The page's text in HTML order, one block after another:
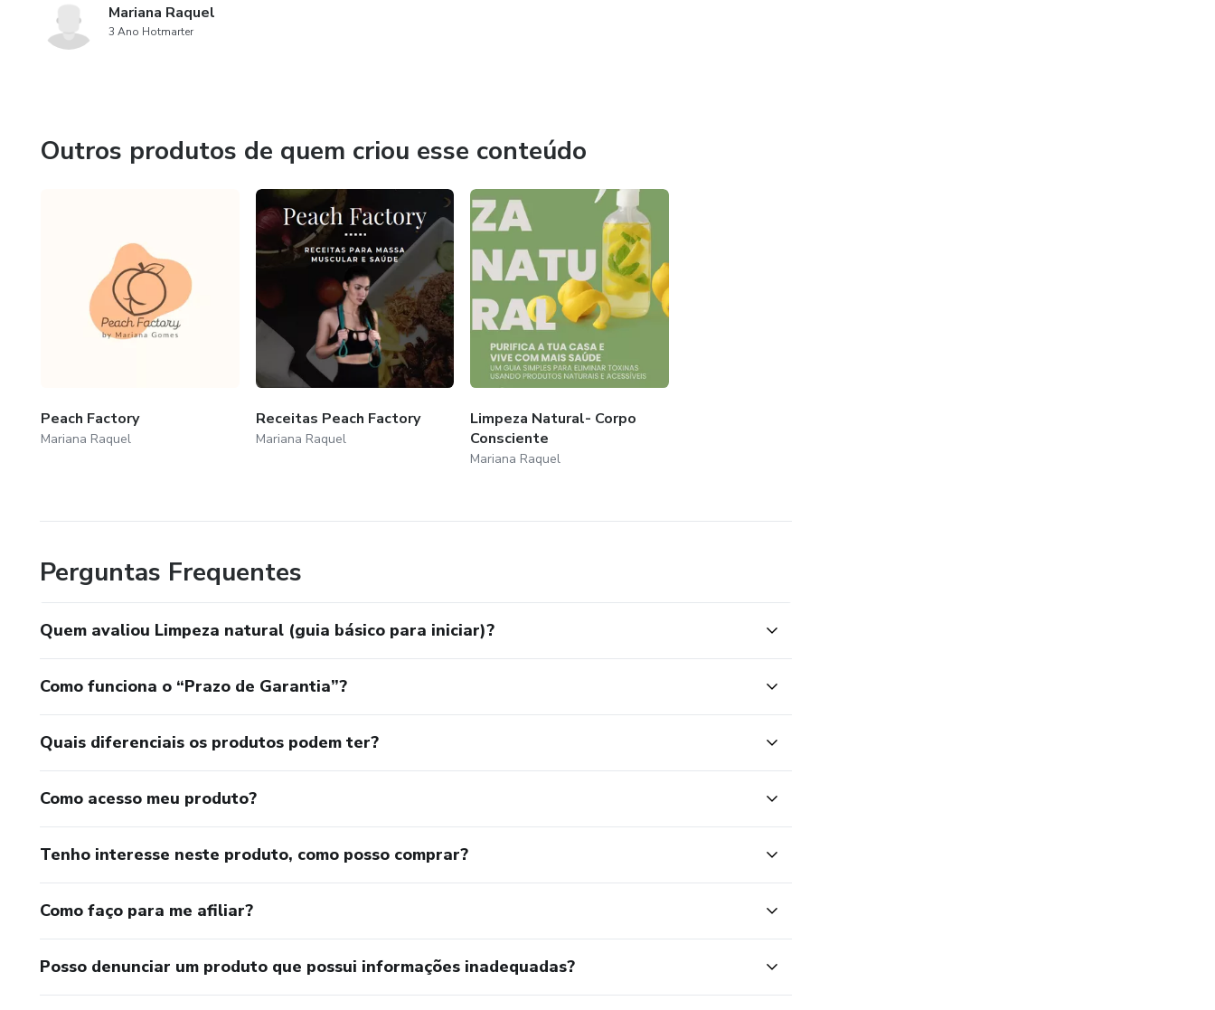
Mariana Raquel
3 Ano Hotmarter
Outros produtos de quem criou esse conteúdo
Peach Factory
Mariana Raquel
Receitas Peach Factory
Mariana Raquel
Limpeza Natural- Corpo
Consciente
Mariana Raquel
Perguntas Frequentes
Quem avaliou Limpeza natural (guia básico para iniciar)?
Como funciona o “Prazo de Garantia”?
Quais diferenciais os produtos podem ter?
Como acesso meu produto?
Tenho interesse neste produto, como posso comprar?
Como faço para me afiliar?
Posso denunciar um produto que possui informações inadequadas?